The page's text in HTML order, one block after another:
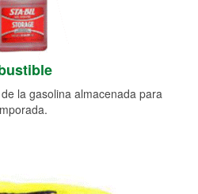
la gasolina almacenada para